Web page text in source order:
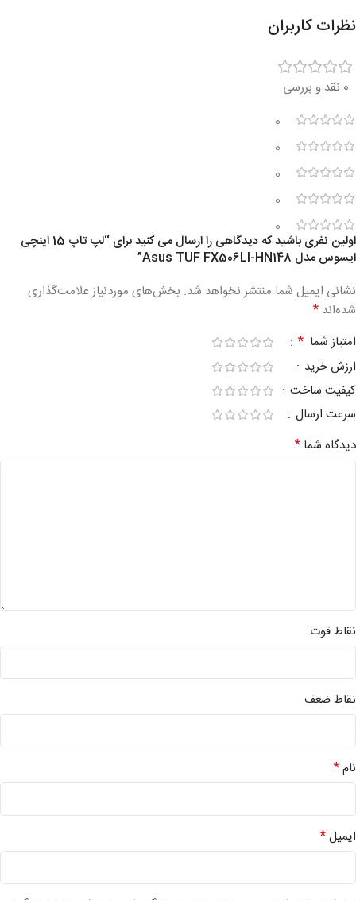
نظرات کاربران
0 نقد و بررسی
0
0
0
0
0
اولین نفری باشید که دیدگاهی را ارسال می کنید برای “لپ تاپ 15 اینچی
ایسوس مدل Asus TUF FX506LI-HN148”
نشانی ایمیل شما منتشر نخواهد شد. بخش‌های موردنیاز علامت‌گذاری
شده‌اند *
امتیاز شما *
ارزش خرید
کیفیت ساخت
سرعت ارسال
دیدگاه شما *
نقاط قوت
نقاط ضعف
نام*
ایمیل*